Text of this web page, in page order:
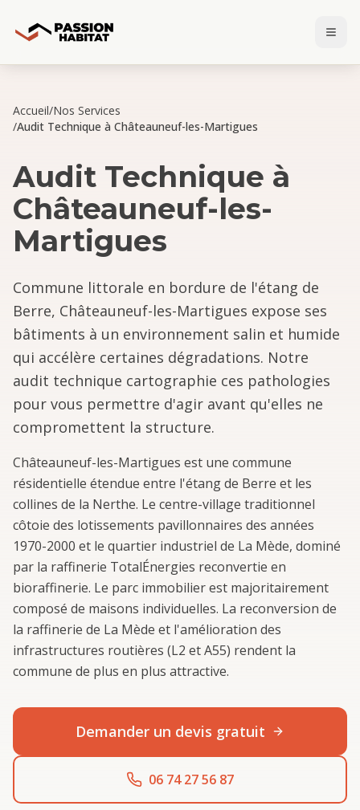
Accueil/Nos Services
/Audit Technique à Châteauneuf-les-Martigues
Audit Technique à
Châteauneuf-les-
Martigues
Commune littorale en bordure de l'étang de
Berre, Châteauneuf-les-Martigues expose ses
bâtiments à un environnement salin et humide
qui accélère certaines dégradations. Notre
audit technique cartographie ces pathologies
pour vous permettre d'agir avant qu'elles ne
compromettent la structure.
Châteauneuf-les-Martigues est une commune
résidentielle étendue entre l'étang de Berre et les
collines de la Nerthe. Le centre-village traditionnel
côtoie des lotissements pavillonnaires des années
1970-2000 et le quartier industriel de La Mède, dominé
par la raffinerie TotalÉnergies reconvertie en
bioraffinerie. Le parc immobilier est majoritairement
composé de maisons individuelles. La reconversion de
la raffinerie de La Mède et l'amélioration des
infrastructures routières (L2 et A55) rendent la
commune de plus en plus attractive.
Demander un devis gratuit
06 74 27 56 87